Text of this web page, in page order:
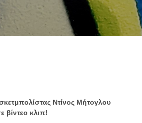
Ντίνος Μήτογλου
κλιπ!